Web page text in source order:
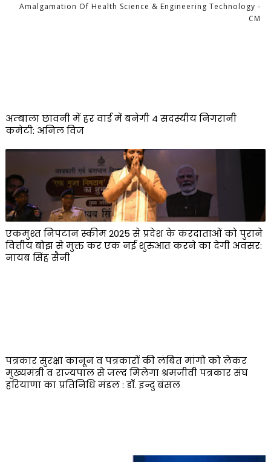
Amalgamation Of Health Science & Engineering Technology -
CM
अम्बाला छावनी में हर वार्ड में बनेगी 4 सदस्यीय निगरानी
कमेटी: अनिल विज
एकमुश्त निपटान स्कीम 2025 से प्रदेश के करदाताओं को पुराने
वित्तीय बोझ से मुक्त कर एक नई शुरुआत करने का देगी अवसर:
नायब सिंह सैनी
पत्रकार सुरक्षा कानून व पत्रकारों की लंबित मांगो को लेकर
मुख्यमंत्री व राज्यपाल से जल्द मिलेगा श्रमजीवी पत्रकार संघ
हरियाणा का प्रतिनिधि मंडल : डॉ. इन्दु बंसल